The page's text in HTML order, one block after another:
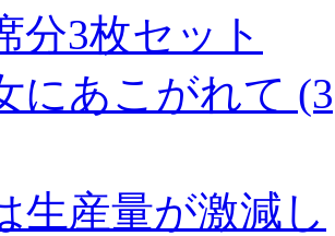
分3枚セット
にあこがれて
生産量が激減し